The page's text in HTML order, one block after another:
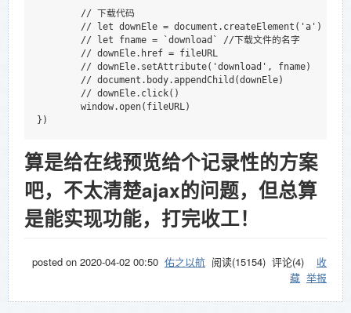
        // 下载代码
        // let downEle = document.createElement('a')
        // let fname = `download` //下载文件的名字
        // downEle.href = fileURL
        // downEle.setAttribute('download', fname)
        // document.body.appendChild(downEle)
        // downEle.click()
        window.open(fileURL)
算是给在线预览给个记录性的方案
吧，不太清楚ajax的问题，但总算
是能实现功能，打完收工！
posted on 2020-04-02 00:50 佑之以航 阅读(15154) 评论(4) 收
藏 举报